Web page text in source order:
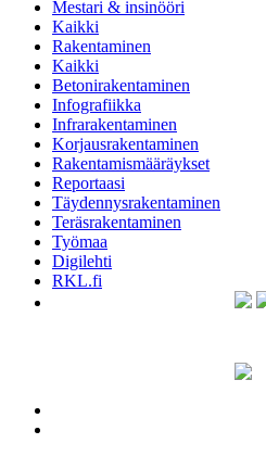
Mestari & insinööri
Kaikki
Rakentaminen
Kaikki
Betonirakentaminen
Infografiikka
Infrarakentaminen
Korjausrakentaminen
Rakentamismääräykset
Reportaasi
Täydennysrakentaminen
Teräsrakentaminen
Työmaa
Digilehti
RKL.fi